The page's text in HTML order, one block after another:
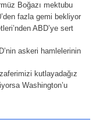
Boğazı mektubu
fazla gemi bekliyor
ABD’ye sert
askeri hamlelerinin
kutlayadağız
Washington’u